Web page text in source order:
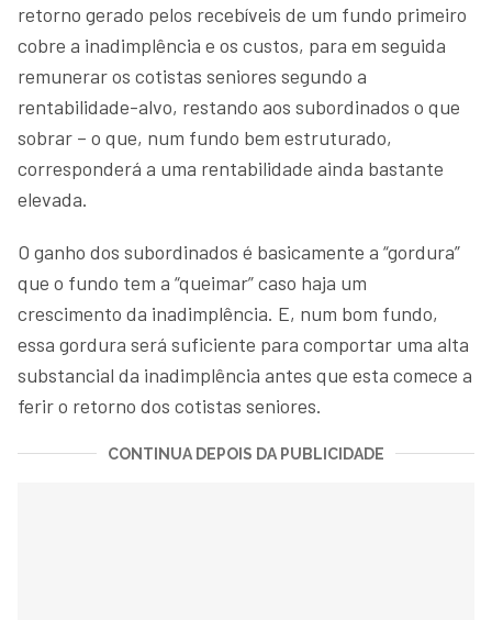
retorno gerado pelos recebíveis de um fundo primeiro
cobre a inadimplência e os custos, para em seguida
remunerar os cotistas seniores segundo a
rentabilidade-alvo, restando aos subordinados o que
sobrar – o que, num fundo bem estruturado,
corresponderá a uma rentabilidade ainda bastante
elevada.
O ganho dos subordinados é basicamente a “gordura”
que o fundo tem a “queimar” caso haja um
crescimento da inadimplência. E, num bom fundo,
essa gordura será suficiente para comportar uma alta
substancial da inadimplência antes que esta comece a
ferir o retorno dos cotistas seniores.
CONTINUA DEPOIS DA PUBLICIDADE